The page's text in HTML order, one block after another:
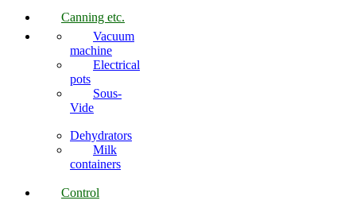
Canning etc.
Vacuum
machine
Electrical
pots
Sous-
Vide
Dehydrators
Milk
containers
Control